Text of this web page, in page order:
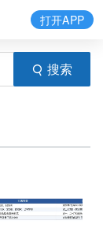
搜索
打开APP